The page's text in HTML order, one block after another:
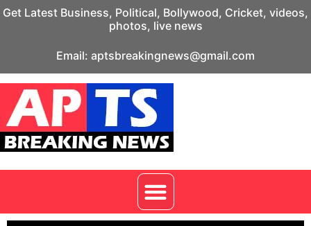
Get Latest Business, Political, Bollywood, Cricket, videos,
photos, live news
Email: aptsbreakingnews@gmail.com